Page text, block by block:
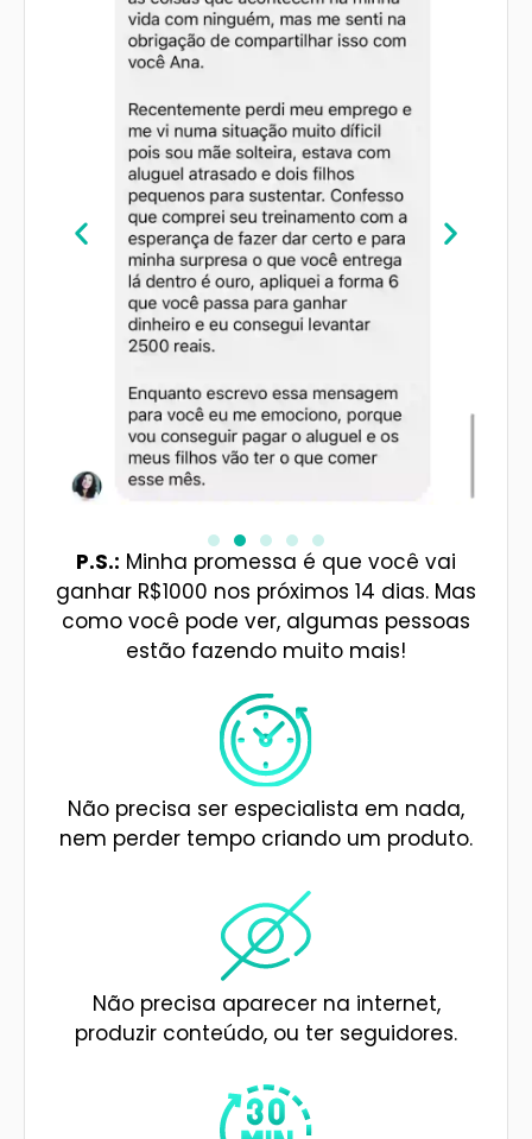
P.S.: Minha promessa é que você vai
ganhar R$1000 nos próximos 14 dias. Mas
como você pode ver, algumas pessoas
estão fazendo muito mais!
Não precisa ser especialista em nada,
nem perder tempo criando um produto.
Não precisa aparecer na internet,
produzir conteúdo, ou ter seguidores.